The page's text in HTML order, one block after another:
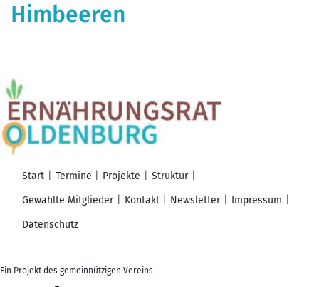
Himbeeren
Start Termine Projekte
Struktur
Gewählte Mitglieder
Kontakt Newsletter
Impressum
Datenschutz
Ein Projekt des gemeinnützigen Vereins